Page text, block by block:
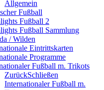
Allgemein
Fußball
Fußball 2
Fußball Sammlung
/ Wilden
Eintrittskarten
Programme
Fußball m. Trikots
ZurückSchließen
Internationaler Fußball m.